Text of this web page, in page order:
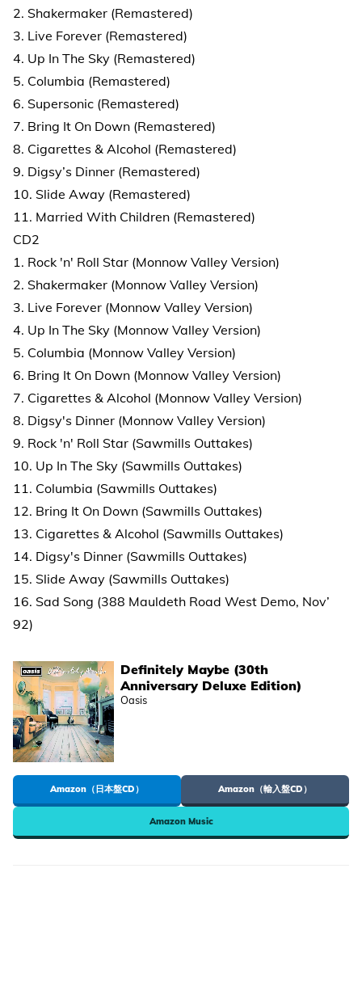
2. Shakermaker (Remastered)
3. Live Forever (Remastered)
4. Up In The Sky (Remastered)
5. Columbia (Remastered)
6. Supersonic (Remastered)
7. Bring It On Down (Remastered)
8. Cigarettes & Alcohol (Remastered)
9. Digsy’s Dinner (Remastered)
10. Slide Away (Remastered)
11. Married With Children (Remastered)
CD2
1. Rock 'n' Roll Star (Monnow Valley Version)
2. Shakermaker (Monnow Valley Version)
3. Live Forever (Monnow Valley Version)
4. Up In The Sky (Monnow Valley Version)
5. Columbia (Monnow Valley Version)
6. Bring It On Down (Monnow Valley Version)
7. Cigarettes & Alcohol (Monnow Valley Version)
8. Digsy's Dinner (Monnow Valley Version)
9. Rock 'n' Roll Star (Sawmills Outtakes)
10. Up In The Sky (Sawmills Outtakes)
11. Columbia (Sawmills Outtakes)
12. Bring It On Down (Sawmills Outtakes)
13. Cigarettes & Alcohol (Sawmills Outtakes)
14. Digsy's Dinner (Sawmills Outtakes)
15. Slide Away (Sawmills Outtakes)
16. Sad Song (388 Mauldeth Road West Demo, Nov’
92)
Definitely Maybe (30th
Anniversary Deluxe Edition)
Oasis
Amazon（日本盤CD） Amazon（輸入盤CD）
Amazon Music